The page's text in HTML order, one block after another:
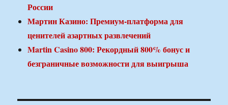
России
Мартин Казино: Премиум-платформа для
ценителей азартных развлечений
Martin Casino 800: Рекордный 800% бонус и
безграничные возможности для выигрыша